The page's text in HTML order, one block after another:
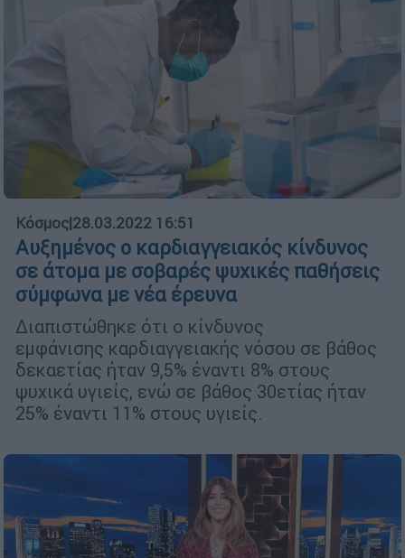
Κόσμος|28.03.2022 16:51
Αυξημένος ο καρδιαγγειακός κίνδυνος
σε άτομα με σοβαρές ψυχικές παθήσεις
σύμφωνα με νέα έρευνα
Διαπιστώθηκε ότι ο κίνδυνος
εμφάνισης καρδιαγγειακής νόσου σε βάθος
δεκαετίας ήταν 9,5% έναντι 8% στους
ψυχικά υγιείς, ενώ σε βάθος 30ετίας ήταν
25% έναντι 11% στους υγιείς.